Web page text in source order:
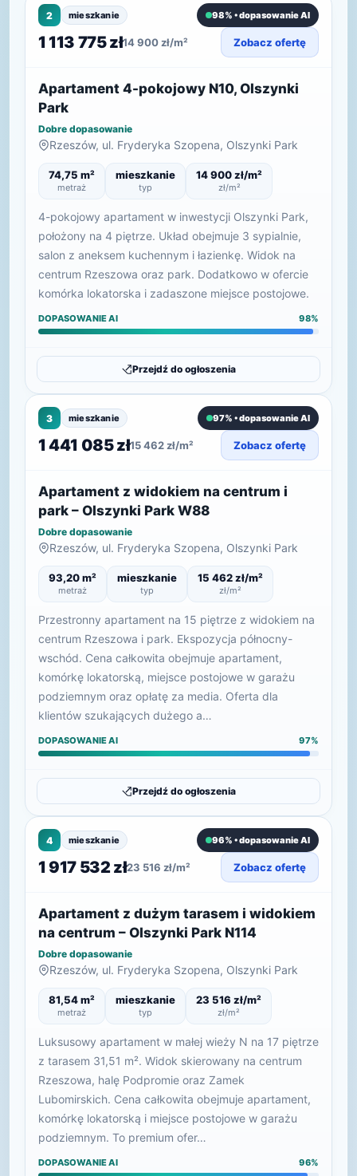
2 mieszkanie 98% • dopasowanie AI
1 113 775 zł14 900 zł/m² Zobacz ofertę
Apartament 4-pokojowy N10, Olszynki
Park
Dobre dopasowanie
Rzeszów, ul. Fryderyka Szopena, Olszynki Park
74,75 m²
metraż
mieszkanie
typ
14 900 zł/m²
zł/m²
4-pokojowy apartament w inwestycji Olszynki Park,
położony na 4 piętrze. Układ obejmuje 3 sypialnie,
salon z aneksem kuchennym i łazienkę. Widok na
centrum Rzeszowa oraz park. Dodatkowo w ofercie
komórka lokatorska i zadaszone miejsce postojowe.
DOPASOWANIE AI 98%
Przejdź do ogłoszenia
3 mieszkanie 97% • dopasowanie AI
1 441 085 zł15 462 zł/m² Zobacz ofertę
Apartament z widokiem na centrum i
park – Olszynki Park W88
Dobre dopasowanie
Rzeszów, ul. Fryderyka Szopena, Olszynki Park
93,20 m²
metraż
mieszkanie
typ
15 462 zł/m²
zł/m²
Przestronny apartament na 15 piętrze z widokiem na
centrum Rzeszowa i park. Ekspozycja północny-
wschód. Cena całkowita obejmuje apartament,
komórkę lokatorską, miejsce postojowe w garażu
podziemnym oraz opłatę za media. Oferta dla
klientów szukających dużego a…
DOPASOWANIE AI 97%
Przejdź do ogłoszenia
4 mieszkanie 96% • dopasowanie AI
1 917 532 zł23 516 zł/m² Zobacz ofertę
Apartament z dużym tarasem i widokiem
na centrum – Olszynki Park N114
Dobre dopasowanie
Rzeszów, ul. Fryderyka Szopena, Olszynki Park
81,54 m²
metraż
mieszkanie
typ
23 516 zł/m²
zł/m²
Luksusowy apartament w małej wieży N na 17 piętrze
z tarasem 31,51 m². Widok skierowany na centrum
Rzeszowa, halę Podpromie oraz Zamek
Lubomirskich. Cena całkowita obejmuje apartament,
komórkę lokatorską i miejsce postojowe w garażu
podziemnym. To premium ofer…
DOPASOWANIE AI 96%